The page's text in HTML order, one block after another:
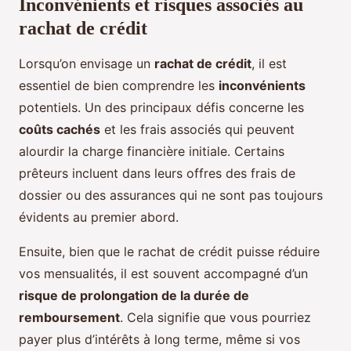
Inconvénients et risques associés au
rachat de crédit
Lorsqu’on envisage un rachat de crédit, il est
essentiel de bien comprendre les inconvénients
potentiels. Un des principaux défis concerne les
coûts cachés et les frais associés qui peuvent
alourdir la charge financière initiale. Certains
prêteurs incluent dans leurs offres des frais de
dossier ou des assurances qui ne sont pas toujours
évidents au premier abord.
Ensuite, bien que le rachat de crédit puisse réduire
vos mensualités, il est souvent accompagné d’un
risque de prolongation de la durée de
remboursement. Cela signifie que vous pourriez
payer plus d’intérêts à long terme, même si vos